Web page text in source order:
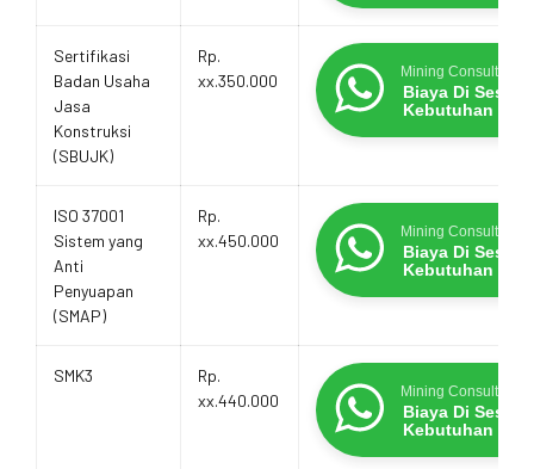
Sertifikasi
Badan Usaha
Jasa
Konstruksi
(SBUJK)
Rp.
xx.350.000
Mining Consultants
Biaya Di
Kebutuhan
ISO 37001
Sistem yang
Anti
Penyuapan
(SMAP)
Rp.
xx.450.000
Mining Consultants
Biaya Di
Kebutuhan
SMK3
Rp.
xx.440.000
Mining Consultants
Biaya Di
Kebutuhan